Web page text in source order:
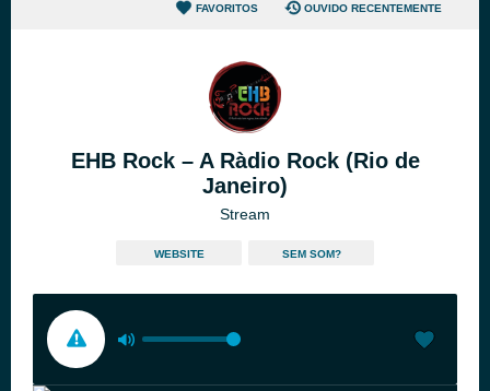
FAVORITOS OUVIDO RECENTEMENTE
EHB Rock – A Ràdio Rock (Rio de
Janeiro)
Stream
WEBSITE SEM SOM?